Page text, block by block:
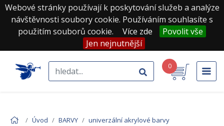
Webové stránky používají k poskytování služeb a analýze
návštěvnosti soubory cookie. Používáním souhlasíte s
použitím souborů cookie.
Více zde
Povolit vše
Jen nejnutnější
0
Úvod BARVY
univerzální akrylové barvy